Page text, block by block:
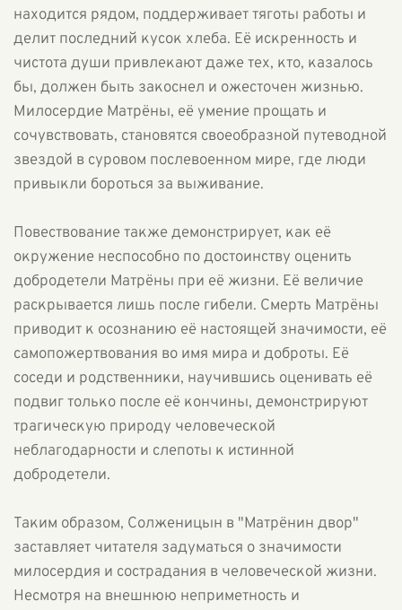
находится рядом, поддерживает тяготы работы и
делит последний кусок хлеба. Её искренность и
чистота души привлекают даже тех, кто, казалось
бы, должен быть закоснел и ожесточен жизнью.
Милосердие Матрёны, её умение прощать и
сочувствовать, становятся своеобразной путеводной
звездой в суровом послевоенном мире, где люди
привыкли бороться за выживание.
Повествование также демонстрирует, как её
окружение неспособно по достоинству оценить
добродетели Матрёны при её жизни. Её величие
раскрывается лишь после гибели. Смерть Матрёны
приводит к осознанию её настоящей значимости, её
самопожертвования во имя мира и доброты. Её
соседи и родственники, научившись оценивать её
подвиг только после её кончины, демонстрируют
трагическую природу человеческой
неблагодарности и слепоты к истинной
добродетели.
Таким образом, Солженицын в "Матрёнин двор"
заставляет читателя задуматься о значимости
милосердия и сострадания в человеческой жизни.
Несмотря на внешнюю неприметность и